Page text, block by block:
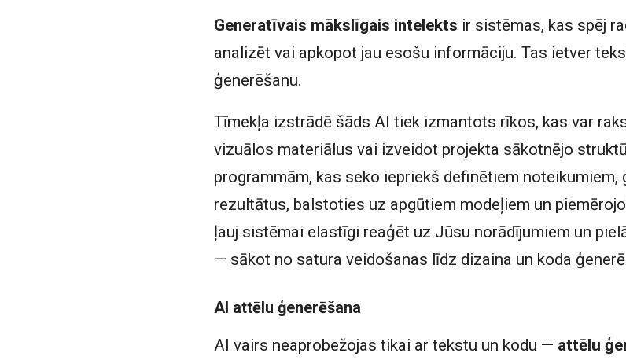
Generatīvais mākslīgais intelekts ir sistēmas, kas spēj
analizēt vai apkopot jau esošu informāciju. Tas ietver
ģenerēšanu.
Tīmekļa izstrādē šāds AI tiek izmantots rīkos, kas var
vizuālos materiālus vai izveidot projekta sākotnējo
programmām, kas seko iepriekš definētiem noteikumiem,
rezultātus, balstoties uz apgūtiem modeļiem un
ļauj sistēmai elastīgi reaģēt uz Jūsu norādījumiem un
— sākot no satura veidošanas līdz dizaina un koda
AI attēlu ģenerēšana
AI vairs neaprobežojas tikai ar tekstu un kodu — attēlu